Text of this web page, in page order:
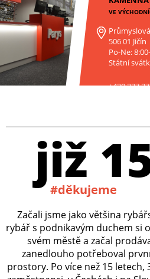
VE
506 01 Jičín
Po-Ne:
Státní
+420 227
již
#děkujeme
Začali jsme jako většina
rybář s podnikavým duchem si
svém městě a začal
zanedlouho potřeboval
prostory. Po více než 15 letech,